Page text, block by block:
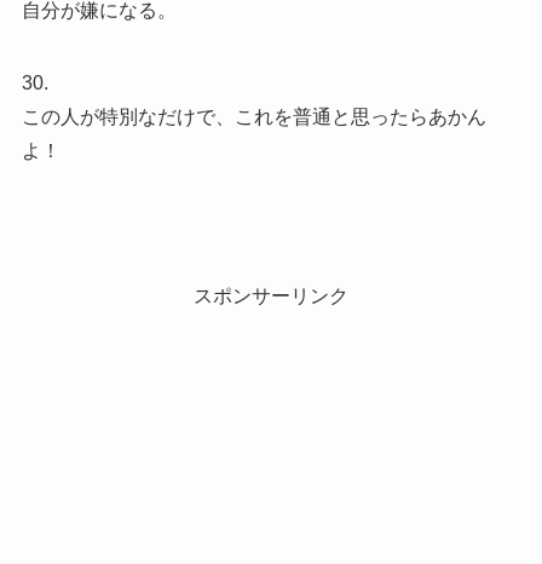
自分が嫌になる。
30.
この人が特別なだけで、これを普通と思ったらあかん
よ！
スポンサーリンク